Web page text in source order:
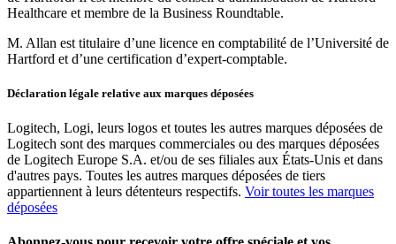
Healthcare et membre de la Business Roundtable.
M. Allan est titulaire d’une licence en comptabilité de l’Université de
Hartford et d’une certification d’expert-comptable.
Déclaration légale relative aux marques déposées
Logitech, Logi, leurs logos et toutes les autres marques déposées de
Logitech sont des marques commerciales ou des marques déposées
de Logitech Europe S.A. et/ou de ses filiales aux États-Unis et dans
d'autres pays. Toutes les autres marques déposées de tiers
appartiennent à leurs détenteurs respectifs. Voir toutes les marques
déposées